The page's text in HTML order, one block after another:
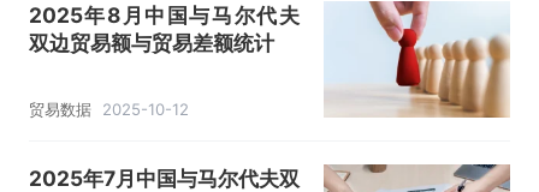
2025年8月中国与马尔代夫
双边贸易额与贸易差额统计
贸易数据 2025-10-12
2025年7月中国与马尔代夫双